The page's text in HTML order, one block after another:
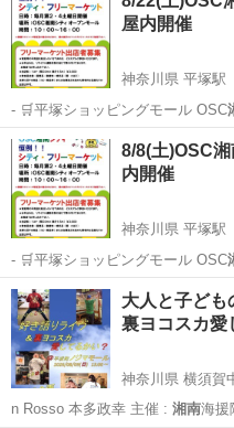
屋内開催
神奈川県 平塚駅
- 🛒平塚ショッピングモール OSC
ケットです…
神奈川 平塚市 平塚駅 フ
8/8(土)OSC
内開催
神奈川県 平塚駅
- 🛒平塚ショッピングモール OSC
ケットです…
神奈川 平塚市 平塚駅
大人と子ども
裏ヨコスカ愛
神奈川県 横須賀
n Rosso 本多政幸 主催 : 湘南海援